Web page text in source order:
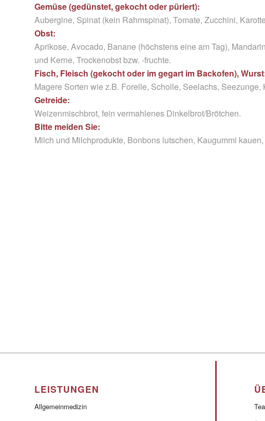
Gemüse (gedünstet, gekocht oder püriert):
Aubergine, Spinat (kein Rahmspinat), Tomate, Zucchini,
Obst:
Aprikose, Avocado, Banane (höchstens eine am Tag),
und Kerne, Trockenobst bzw. -fruchte.
Fisch, Fleisch (gekocht oder im gegart im Backofen),
Magere Sorten wie z.B. Forelle, Scholle, Seelachs,
Getreide:
Weizenmischbrot, fein vermahlenes Dinkelbrot/Brötchen.
Bitte meiden Sie:
Milch und Milchprodukte, Bonbons lutschen, Kaugummi
LEISTUNGEN
Allgemeinmedizin